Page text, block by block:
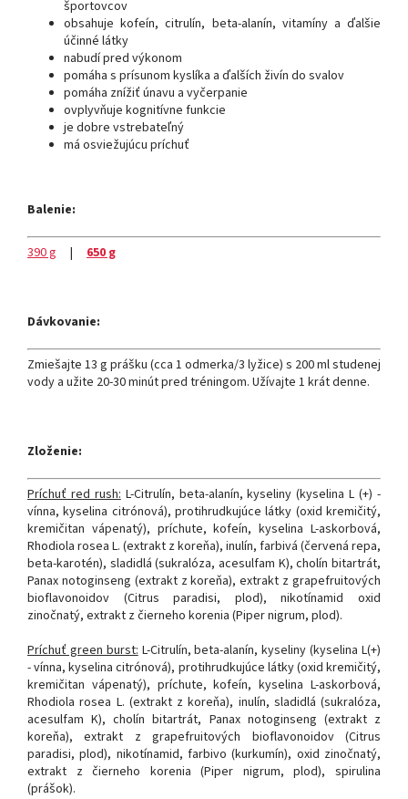
športovcov
obsahuje kofeín, citrulín, beta-alanín, vitamíny a ďalšie
účinné látky
nabudí pred výkonom
pomáha s prísunom kyslíka a ďalších živín do svalov
pomáha znížiť únavu a vyčerpanie
ovplyvňuje kognitívne funkcie
je dobre vstrebateľný
má osviežujúcu príchuť
Balenie:
390 g | 650 g
Dávkovanie:
Zmiešajte 13 g prášku (cca 1 odmerka/3 lyžice) s 200 ml studenej
vody a užite 20-30 minút pred tréningom. Užívajte 1 krát denne.
Zloženie:
Príchuť red rush: L-Citrulín, beta-alanín, kyseliny (kyselina L (+) -
vínna, kyselina citrónová), protihrudkujúce látky (oxid kremičitý,
kremičitan vápenatý), príchute, kofeín, kyselina L-askorbová,
Rhodiola rosea L. (extrakt z koreňa), inulín, farbivá (červená repa,
beta-karotén), sladidlá (sukralóza, acesulfam K), cholín bitartrát,
Panax notoginseng (extrakt z koreňa), extrakt z grapefruitových
bioflavonoidov (Citrus paradisi, plod), nikotínamid oxid
zinočnatý, extrakt z čierneho korenia (Piper nigrum, plod).
Príchuť green burst: L-Citrulín, beta-alanín, kyseliny (kyselina L(+)
- vínna, kyselina citrónová), protihrudkujúce látky (oxid kremičitý,
kremičitan vápenatý), príchute, kofeín, kyselina L-askorbová,
Rhodiola rosea L. (extrakt z koreňa), inulín, sladidlá (sukralóza,
acesulfam K), cholín bitartrát, Panax notoginseng (extrakt z
koreňa), extrakt z grapefruitových bioflavonoidov (Citrus
paradisi, plod), nikotínamid, farbivo (kurkumín), oxid zinočnatý,
extrakt z čierneho korenia (Piper nigrum, plod), spirulina
(prášok).